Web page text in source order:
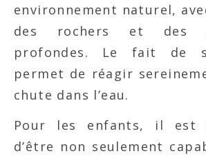
environnement naturel,
des rochers et des
profondes. Le fait de
permet de réagir
chute dans l’eau.
Pour les enfants, il est
d’être non seulement